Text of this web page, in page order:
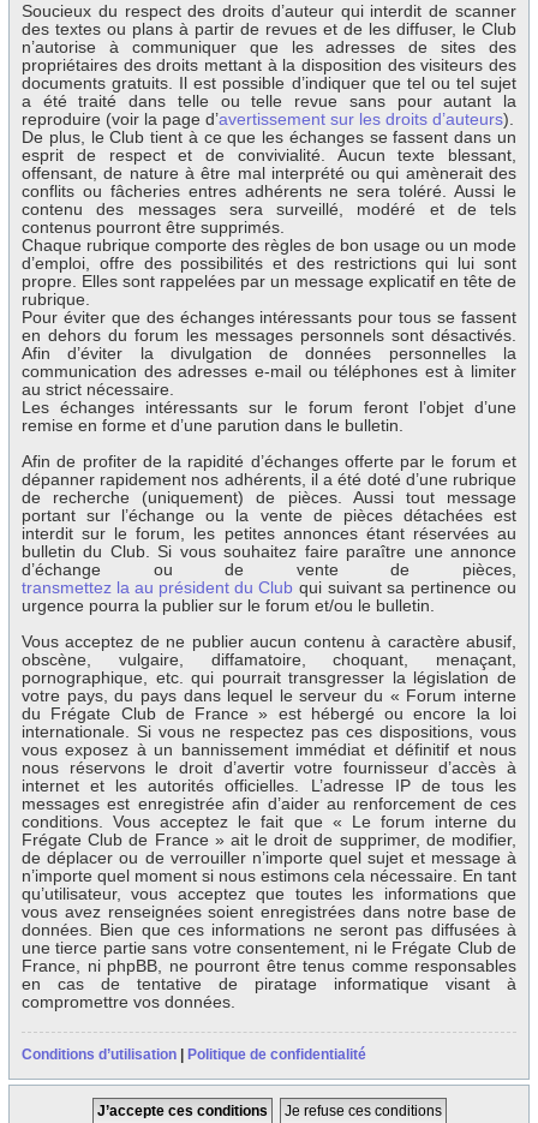
Soucieux du respect des droits d’auteur qui interdit de scanner
des textes ou plans à partir de revues et de les diffuser, le Club
n’autorise à communiquer que les adresses de sites des
propriétaires des droits mettant à la disposition des visiteurs des
documents gratuits. Il est possible d’indiquer que tel ou tel sujet
a été traité dans telle ou telle revue sans pour autant la
reproduire (voir la page d’avertissement sur les droits d’auteurs).
De plus, le Club tient à ce que les échanges se fassent dans un
esprit de respect et de convivialité. Aucun texte blessant,
offensant, de nature à être mal interprété ou qui amènerait des
conflits ou fâcheries entres adhérents ne sera toléré. Aussi le
contenu des messages sera surveillé, modéré et de tels
contenus pourront être supprimés.
Chaque rubrique comporte des règles de bon usage ou un mode
d’emploi, offre des possibilités et des restrictions qui lui sont
propre. Elles sont rappelées par un message explicatif en tête de
rubrique.
Pour éviter que des échanges intéressants pour tous se fassent
en dehors du forum les messages personnels sont désactivés.
Afin d’éviter la divulgation de données personnelles la
communication des adresses e-mail ou téléphones est à limiter
au strict nécessaire.
Les échanges intéressants sur le forum feront l’objet d’une
remise en forme et d’une parution dans le bulletin.
Afin de profiter de la rapidité d’échanges offerte par le forum et
dépanner rapidement nos adhérents, il a été doté d’une rubrique
de recherche (uniquement) de pièces. Aussi tout message
portant sur l’échange ou la vente de pièces détachées est
interdit sur le forum, les petites annonces étant réservées au
bulletin du Club. Si vous souhaitez faire paraître une annonce
d’échange ou de vente de pièces,
transmettez la au président du Club qui suivant sa pertinence ou
urgence pourra la publier sur le forum et/ou le bulletin.
Vous acceptez de ne publier aucun contenu à caractère abusif,
obscène, vulgaire, diffamatoire, choquant, menaçant,
pornographique, etc. qui pourrait transgresser la législation de
votre pays, du pays dans lequel le serveur du « Forum interne
du Frégate Club de France » est hébergé ou encore la loi
internationale. Si vous ne respectez pas ces dispositions, vous
vous exposez à un bannissement immédiat et définitif et nous
nous réservons le droit d’avertir votre fournisseur d’accès à
internet et les autorités officielles. L’adresse IP de tous les
messages est enregistrée afin d’aider au renforcement de ces
conditions. Vous acceptez le fait que « Le forum interne du
Frégate Club de France » ait le droit de supprimer, de modifier,
de déplacer ou de verrouiller n’importe quel sujet et message à
n’importe quel moment si nous estimons cela nécessaire. En tant
qu’utilisateur, vous acceptez que toutes les informations que
vous avez renseignées soient enregistrées dans notre base de
données. Bien que ces informations ne seront pas diffusées à
une tierce partie sans votre consentement, ni le Frégate Club de
France, ni phpBB, ne pourront être tenus comme responsables
en cas de tentative de piratage informatique visant à
compromettre vos données.
Conditions d’utilisation Politique de confidentialité